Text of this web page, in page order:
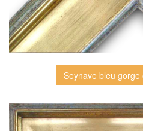
Seynave bleu